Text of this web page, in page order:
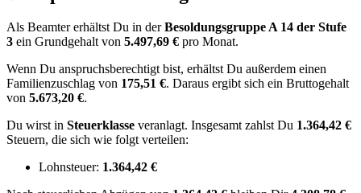
Als Beamter erhältst Du in derBesoldungsgruppeA 14 der Stufe
3 ein Grundgehalt von 5.497,69 € pro Monat.
Wenn Du anspruchsberechtigt bist, erhältst Du außerdem einen
Familienzuschlag von 175,51 €. Daraus ergibt sich ein Bruttogehalt
von 5.673,20 €.
Du wirst in Steuerklasse veranlagt. Insgesamt zahlst Du 1.364,42 €
Steuern, die sich wie folgt verteilen:
Lohnsteuer: 1.364,42 €